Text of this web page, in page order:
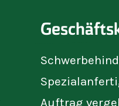
Auftrag